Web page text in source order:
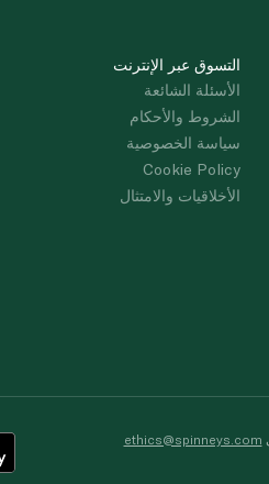
التسوق عبر الإنترنت
الأسئلة الشائعة
الشروط والأحكام
سياسة الخصوصية
Cookie Policy
الأخلاقيات والامتثال
ethics@spinneys.com